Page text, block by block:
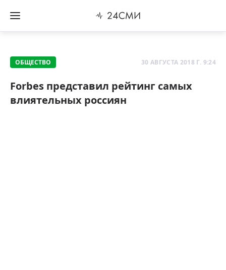
ОБЩЕСТВО 30 АВГУСТА 2018 Г. 9:24
Forbes представил рейтинг самых
влиятельных россиян